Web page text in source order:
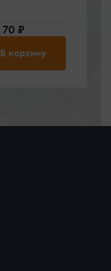
70 ₽
В корзину